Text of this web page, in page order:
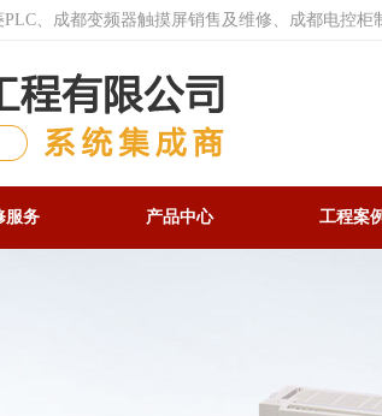
、成都变频器触摸屏销售及维修、成都电控
服务 产品中心 工程案